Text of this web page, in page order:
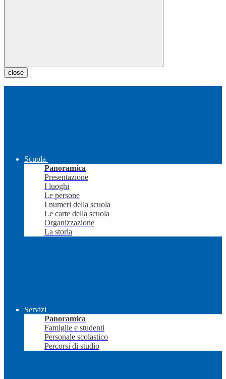
close
Scuola
Panoramica
Presentazione
I luoghi
Le persone
I numeri della scuola
Le carte della scuola
Organizzazione
La storia
Servizi
Panoramica
Famiglie e studenti
Personale scolastico
Percorsi di studio